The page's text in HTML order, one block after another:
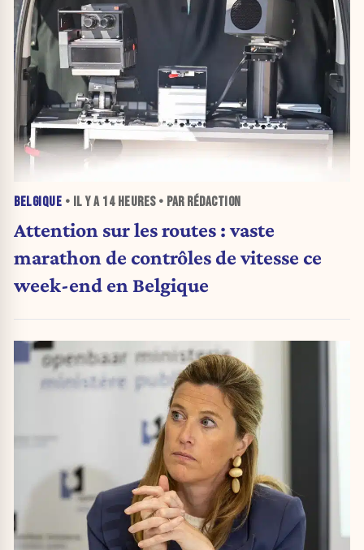
BELGIQUE • IL Y A 14 HEURES• PAR RÉDACTION
Attention sur les routes : vaste
marathon de contrôles de vitesse ce
week-end en Belgique